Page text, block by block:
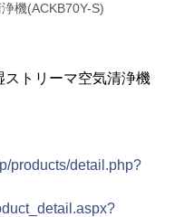
機(ACKB70Y-S)
トリーマ空気清浄機
products/detail.php?